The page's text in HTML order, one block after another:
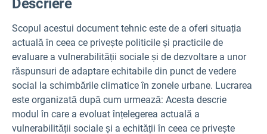
Descriere
Scopul acestui document tehnic este de a oferi situația
actuală în ceea ce privește politicile și practicile de
evaluare a vulnerabilității sociale și de dezvoltare a unor
răspunsuri de adaptare echitabile din punct de vedere
social la schimbările climatice în zonele urbane. Lucrarea
este organizată după cum urmează: Acesta descrie
modul în care a evoluat înțelegerea actuală a
vulnerabilității sociale și a echității în ceea ce privește